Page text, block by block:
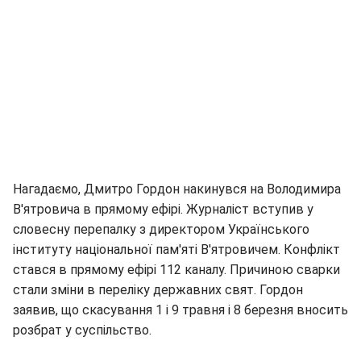
Нагадаємо, Дмитро Гордон накинувся на Володимира
В'ятровича в прямому ефірі. Журналіст вступив у
словесну перепалку з директором Українського
інституту національної пам'яті В'ятровичем. Конфлікт
стався в прямому ефірі 112 каналу. Причиною сварки
стали зміни в переліку державних свят. Гордон
заявив, що скасування 1 і 9 травня і 8 березня вносить
розбрат у суспільство.